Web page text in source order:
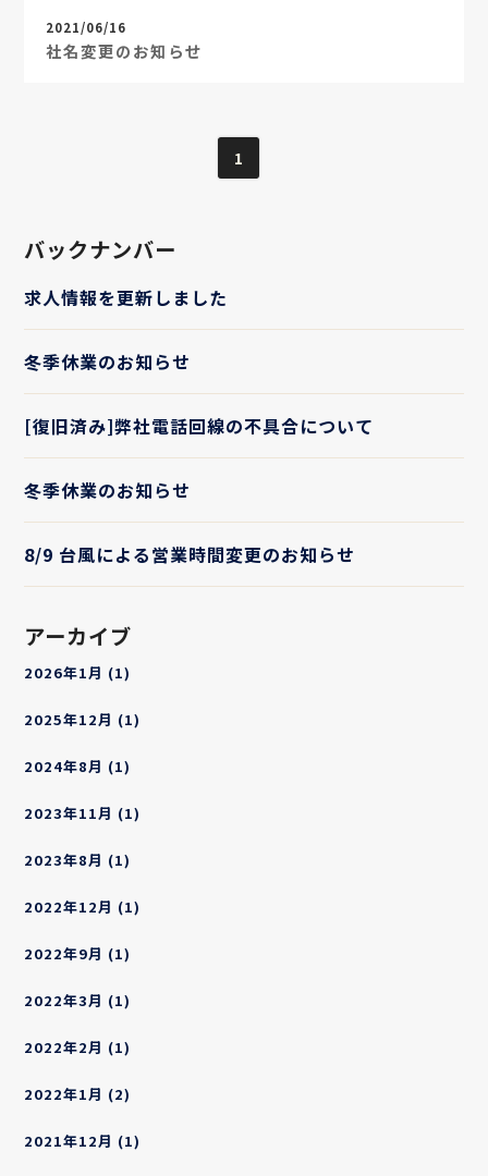
2021/06/16
社名変更のお知らせ
1
バックナンバー
求人情報を更新しました
冬季休業のお知らせ
[復旧済み]弊社電話回線の不具合について
冬季休業のお知らせ
8/9 台風による営業時間変更のお知らせ
アーカイブ
2026年1月 (1)
2025年12月 (1)
2024年8月 (1)
2023年11月 (1)
2023年8月 (1)
2022年12月 (1)
2022年9月 (1)
2022年3月 (1)
2022年2月 (1)
2022年1月 (2)
2021年12月 (1)